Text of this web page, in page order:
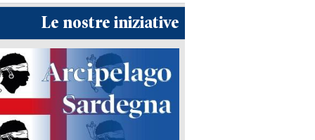
Le nostre iniziative